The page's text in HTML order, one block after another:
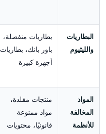
البطاريات
والليثيوم
بطاريات منفصلة،
باور بانك، بطاريات
أجهزة كبيرة
المواد
المخالفة
للأنظمة
منتجات مقلدة،
مواد ممنوعة
قانونيًا، محتويات